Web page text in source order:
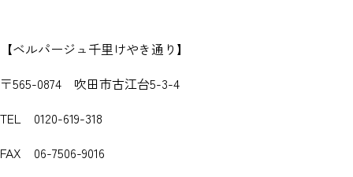
【ベルパージュ千里けやき通り】
〒565-0874 吹田市古江台5-3-4
TEL 0120-619-318
FAX 06-7506-9016